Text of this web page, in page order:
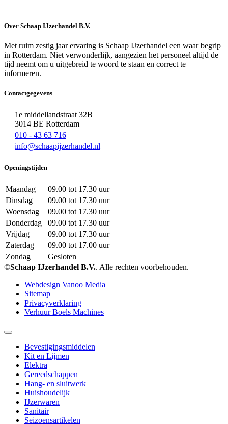
Over Schaap IJzerhandel B.V.
Met ruim zestig jaar ervaring is Schaap IJzerhandel een waar begrip
in Rotterdam. Niet verwonderlijk, aangezien het personeel altijd de
tijd neemt om u uitgebreid te woord te staan en correct te
informeren.
Contactgegevens
1e middellandstraat 32B
3014 BE Rotterdam
010 - 43 63 716
info@schaapijzerhandel.nl
Openingstijden
Maandag
09.00 tot 17.30 uur
Dinsdag
09.00 tot 17.30 uur
Woensdag
09.00 tot 17.30 uur
Donderdag
09.00 tot 17.30 uur
Vrijdag
09.00 tot 17.30 uur
Zaterdag
09.00 tot 17.00 uur
Zondag
Gesloten
©Schaap IJzerhandel B.V.. Alle rechten voorbehouden.
Webdesign Vanoo Media
Sitemap
Privacyverklaring
Verhuur Boels Machines
Bevestigingsmiddelen
Kit en Lijmen
Elektra
Gereedschappen
Hang- en sluitwerk
Huishoudelijk
IJzerwaren
Sanitair
Seizoensartikelen